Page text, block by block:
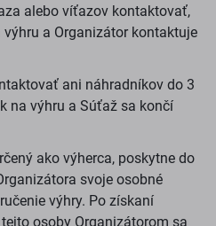
alebo víťazov kontaktovať,
a Organizátor kontaktuje
ani náhradníkov do 3
na výhru a Súťaž sa končí
ako výherca, poskytne do
svoje osobné
výhry. Po získaní
osoby Organizátorom sa